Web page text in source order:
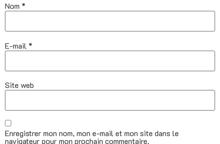
Nom *
E-mail *
Site web
Enregistrer mon nom, mon e-mail et mon site dans le
navigateur pour mon prochain commentaire.